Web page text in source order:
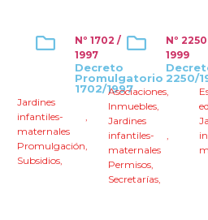
Nº 1702 /
1997
Decreto
Promulgatorio
1702/1997
Jardines
infantiles-
maternales
,
Promulgación,
Subsidios,
Nº
1999
2250/
Asociaciones,
Inmuebles,
Jardines
infantiles-
maternales
,
Permisos,
Secretarías,